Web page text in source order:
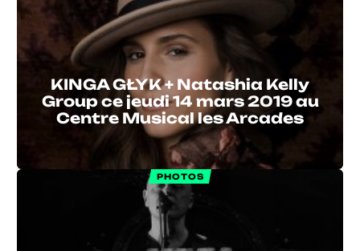
KINGA GŁYK + Natashia Kelly
Group ce jeudi 14 mars 2019 au
Centre Musical les Arcades
PHOTOS